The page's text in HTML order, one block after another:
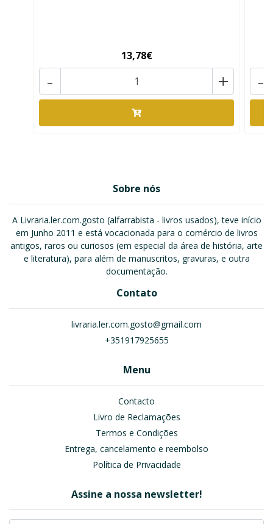
13,78€
+
- -
Sobre nós
A Livraria.ler.com.gosto (alfarrabista - livros usados), teve início
em Junho 2011 e está vocacionada para o comércio de livros
antigos, raros ou curiosos (em especial da área de história, arte
e literatura), para além de manuscritos, gravuras, e outra
documentação.
Contato
livraria.ler.com.gosto@gmail.com
+351917925655
Menu
Contacto
Livro de Reclamações
Termos e Condições
Entrega, cancelamento e reembolso
Política de Privacidade
Assine a nossa newsletter!